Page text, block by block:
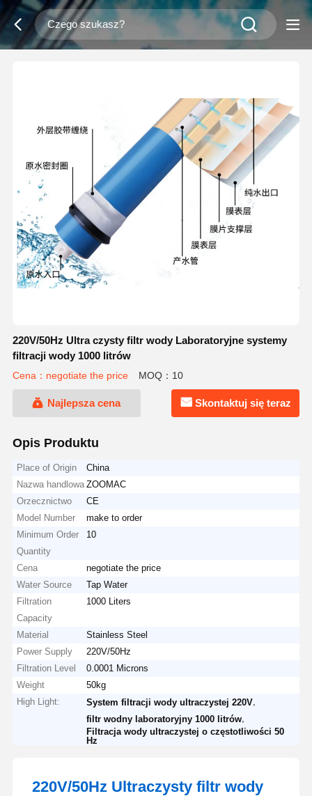
220V/50Hz Ultra czysty filtr wody Laboratoryjne systemy
filtracji wody 1000 litrów
Cena：negotiate the price MOQ：10
Najlepsza cena Skontaktuj się teraz
Opis Produktu
Place of Origin
China
Nazwa handlowa ZOOMAC
Orzecznictwo
CE
Model Number
make to order
Minimum Order
Quantity
10
Cena
negotiate the price
Water Source
Tap Water
Filtration
Capacity
1000 Liters
Material
Stainless Steel
Power Supply
220V/50Hz
Filtration Level
0.0001 Microns
Weight
50kg
High Light:
System filtracji wody ultraczystej 220V
filtr wodny laboratoryjny 1000 litrów
Filtracja wody ultraczystej o częstotliwości 50
Hz
220V/50Hz Ultraczysty filtr wody